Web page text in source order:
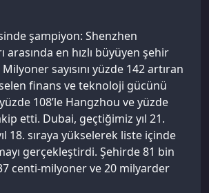
şampiyon: Shenzhen
arasında en hızlı büyüyen şehir
sayısını yüzde 142 artıran
finans ve teknoloji gücünü
108’le Hangzhou ve yüzde
etti. Dubai, geçtiğimiz yıl 21.
18. sıraya yükselerek liste içinde
gerçekleştirdi. Şehirde 81 bin
centi-milyoner ve 20 milyarder